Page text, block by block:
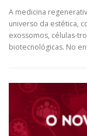
A medicina
universo da estética,
exossomos, células-
biotecnológicas. No